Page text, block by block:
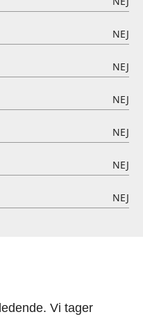
NEJ
NEJ
NEJ
NEJ
NEJ
NEJ
Vi tager